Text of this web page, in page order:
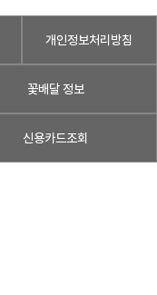
개인정보처리방침
꽃배달 정보
신용카드조회